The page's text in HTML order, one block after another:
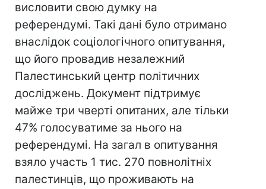
висловити свою думку на
референдумі. Такі дані було отримано
внаслідок соціологічного опитування,
що його провадив незалежний
Палестинський центр політичних
досліджень. Документ підтримує
майже три чверті опитаних, але тільки
47% голосуватиме за нього на
референдумі. На загал в опитування
взяло участь 1 тис. 270 повнолітніх
палестинців, що проживають на